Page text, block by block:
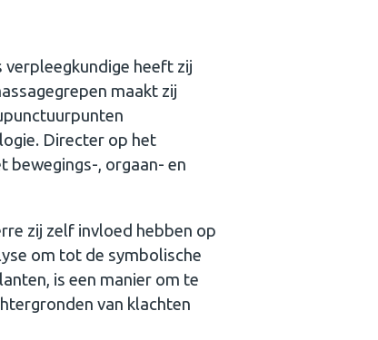
heeft zij
maakt zij
Directer op het
bewegings-, orgaan- en
zij zelf invloed hebben op
om tot de symbolische
is een manier om te
van klachten